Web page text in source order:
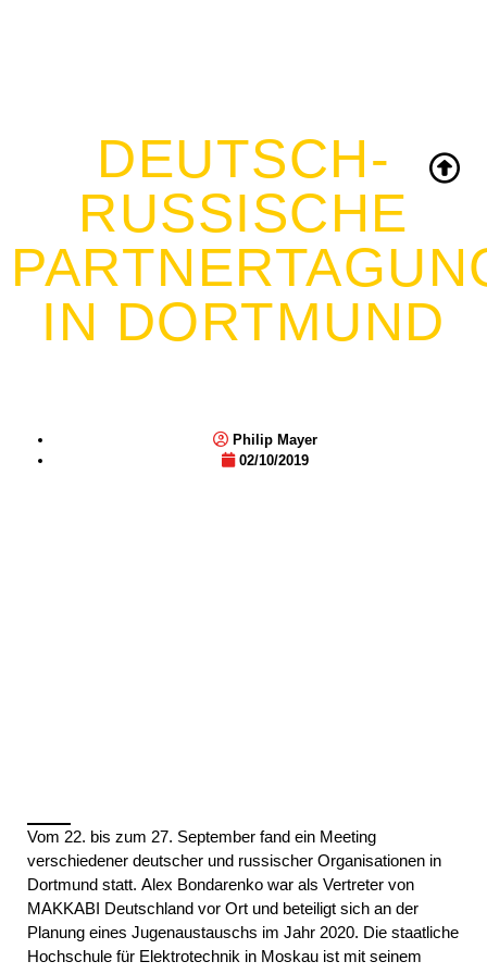
DEUTSCH-
RUSSISCHE
IN DORTMUND
Philip Mayer
02/10/2019
Vom 22. bis zum 27. September fand ein Meeting
verschiedener deutscher und russischer Organisationen in
Dortmund statt. Alex Bondarenko war als Vertreter von
MAKKABI Deutschland vor Ort und beteiligt sich an der
Planung eines Jugenaustauschs im Jahr 2020. Die staatliche
Hochschule für Elektrotechnik in Moskau ist mit seinem